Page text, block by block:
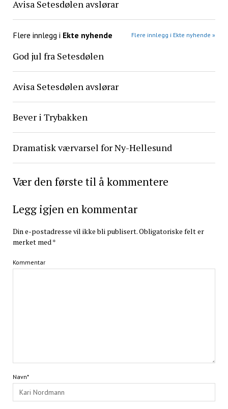
Avisa Setesdølen avslørar
Flere innlegg i Ekte nyhende Flere innlegg i Ekte nyhende »
God jul fra Setesdølen
Avisa Setesdølen avslørar
Bever i Trybakken
Dramatisk værvarsel for Ny-Hellesund
Vær den første til å kommentere
Legg igjen en kommentar
Din e-postadresse vil ikke bli publisert.Obligatoriske felt er
merket med*
Kommentar
Navn*